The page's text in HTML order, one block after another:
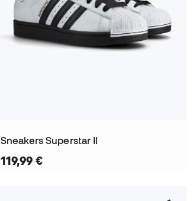
Sneakers Superstar II
119,99 €